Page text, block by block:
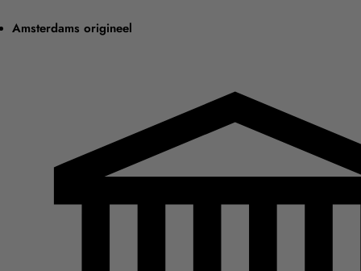
Amsterdams origineel